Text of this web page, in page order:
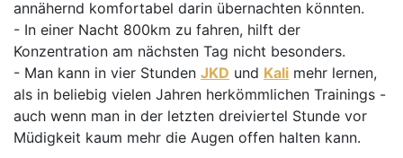
annähernd komfortabel darin übernachten könnten.
- In einer Nacht 800km zu fahren, hilft der
Konzentration am nächsten Tag nicht besonders.
- Man kann in vier Stunden JKD und Kali mehr lernen,
als in beliebig vielen Jahren herkömmlichen Trainings -
auch wenn man in der letzten dreiviertel Stunde vor
Müdigkeit kaum mehr die Augen offen halten kann.